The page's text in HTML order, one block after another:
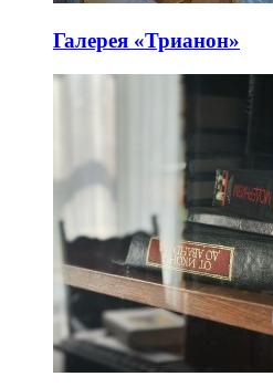
Галерея «Трианон»